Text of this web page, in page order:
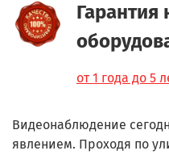
Гарантия
от 1 года до 5
Видеонаблюдение
явлением. Проходя по